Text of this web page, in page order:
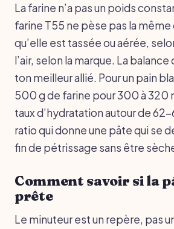
La farine n’a pas un poids
farine T55 ne pèse pas la
qu’elle est tassée ou aérée,
l’air, selon la marque. La
ton meilleur allié. Pour un pain
500 g de farine pour 300 à 320
taux d’hydratation autour de 62-
ratio qui donne une pâte qui se
fin de pétrissage sans être
Comment savoir si la
prête
Le minuteur est un repère, pas